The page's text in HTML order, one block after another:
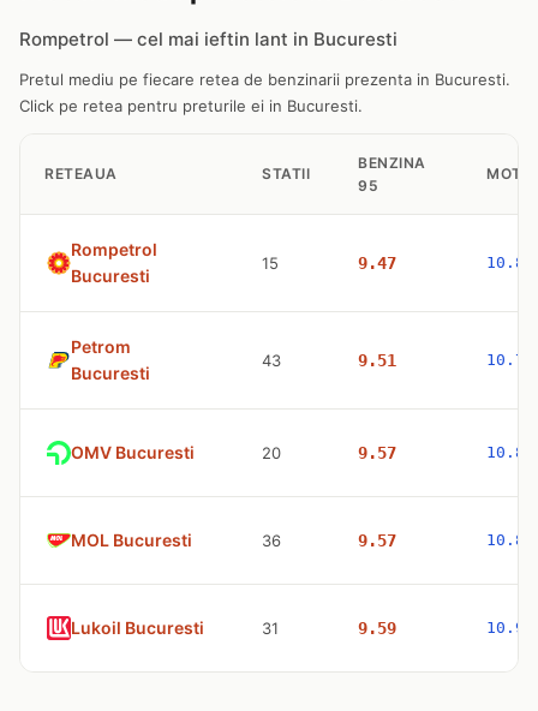
Rompetrol — cel mai ieftin lant in Bucuresti
Pretul mediu pe fiecare retea de benzinarii prezenta in Bucuresti.
Click pe retea pentru preturile ei in Bucuresti.
RETEAUA STATII
BENZINA
95
Rompetrol
Bucuresti
15 9.47 10.83
Petrom
Bucuresti
43 9.51 10.77
OMV Bucuresti 20 9.57 10.83
MOL Bucuresti 36 9.57 10.83
Lukoil Bucuresti 31 9.59 10.98